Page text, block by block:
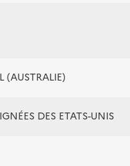
(AUSTRALIE)
DES ETATS-UNIS